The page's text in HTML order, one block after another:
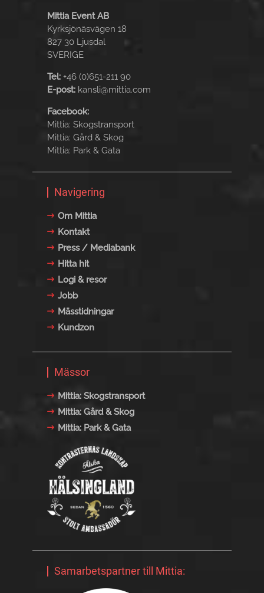
Mittia Event AB
Kyrksjönäsvägen 18
827 30 Ljusdal
SVERIGE
Tel: +46 (0)651-211 90
E-post: kansli@mittia.com
Facebook:
Mittia: Skogstransport
Mittia: Gård & Skog
Mittia: Park & Gata
Navigering
Om Mittia
Kontakt
Press / Mediabank
Hitta hit
Logi & resor
Jobb
Mässtidningar
Kundzon
Mässor
Mittia: Skogstransport
Mittia: Gård & Skog
Mittia: Park & Gata
Samarbetspartner till Mittia: